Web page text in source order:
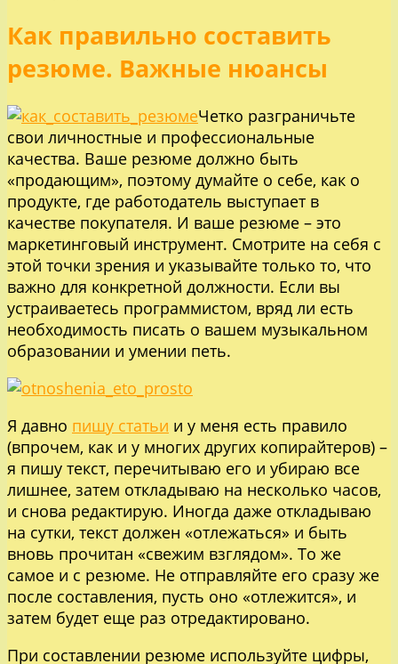
Как правильно составить
резюме. Важные нюансы
Четко разграничьте
свои личностные и профессиональные
качества. Ваше резюме должно быть
«продающим», поэтому думайте о себе, как о
продукте, где работодатель выступает в
качестве покупателя. И ваше резюме – это
маркетинговый инструмент. Смотрите на себя с
этой точки зрения и указывайте только то, что
важно для конкретной должности. Если вы
устраиваетесь программистом, вряд ли есть
необходимость писать о вашем музыкальном
образовании и умении петь.
Я давно пишу статьи и у меня есть правило
(впрочем, как и у многих других копирайтеров) –
я пишу текст, перечитываю его и убираю все
лишнее, затем откладываю на несколько часов,
и снова редактирую. Иногда даже откладываю
на сутки, текст должен «отлежаться» и быть
вновь прочитан «свежим взглядом». То же
самое и с резюме. Не отправляйте его сразу же
после составления, пусть оно «отлежится», и
затем будет еще раз отредактировано.
При составлении резюме используйте цифры,